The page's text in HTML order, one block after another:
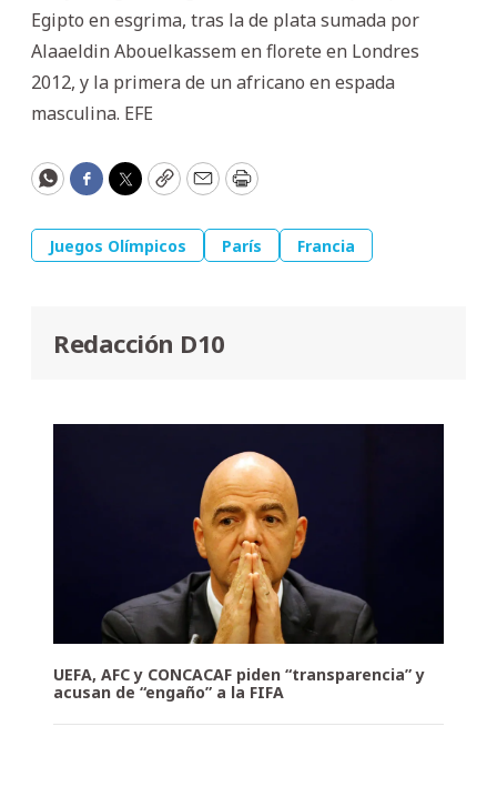
Egipto en esgrima, tras la de plata sumada por
Alaaeldin Abouelkassem en florete en Londres
2012, y la primera de un africano en espada
masculina. EFE
WhatsApp
Facebook
Twitter
CopyEmailPrint
Juegos Olímpicos París Francia
Redacción D10
UEFA, AFC y CONCACAF piden “transparencia” y
acusan de “engaño” a la FIFA